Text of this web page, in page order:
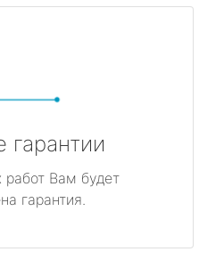
гарантии
работ Вам будет
гарантия.